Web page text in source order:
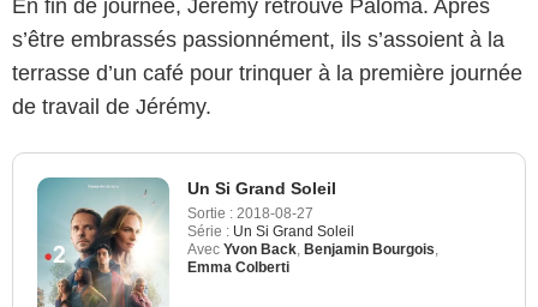
En fin de journée, Jérémy retrouve Paloma. Après
s’être embrassés passionnément, ils s’assoient à la
terrasse d’un café pour trinquer à la première journée
de travail de Jérémy.
Un Si Grand Soleil
Sortie : 2018-08-27
Série : Un Si Grand Soleil
Avec Yvon Back Benjamin Bourgois
Emma Colberti